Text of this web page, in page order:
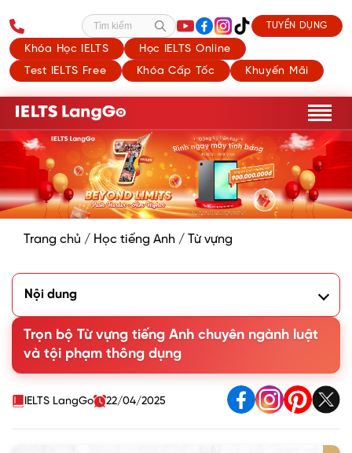
Khóa Học IELTS
Học IELTS Online
Test IELTS Free
Khóa Cấp Tốc Khuyến Mãi
Tìm kiếm TUYỂN DỤNG
Trang chủ / Học tiếng Anh / Từ vựng
Nội dung
1.1. Từ vựng về các quy định và luật
1.2. Từ vựng tiếng Anh vị trí làm việc trong ngành luật
2. Từ vựng tiếng Anh chuyên ngành luật chuyên sâu
3. Thuật ngữ tiếng Anh chuyên ngành Luật
4. Collocations tiếng Anh chuyên ngành Luật
Trọn bộ Từ vựng tiếng Anh chuyên ngành luật
và tội phạm thông dụng
IELTS LangGo 22/04/2025